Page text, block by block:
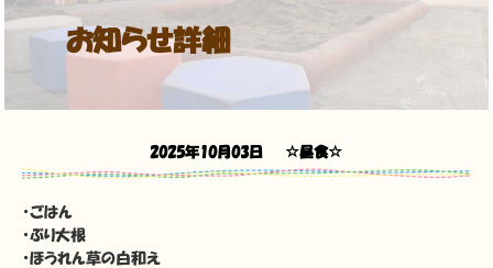
お知らせ詳細
2025年10月03日 ☆昼食☆
・ごはん
・ぶり大根
・ほうれん草の白和え